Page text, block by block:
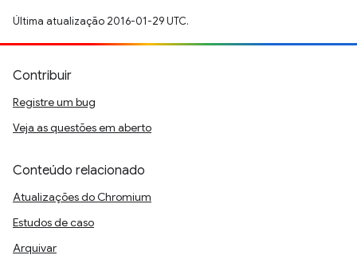
Última atualização 2016-01-29 UTC.
Contribuir
Registre um bug
Veja as questões em aberto
Conteúdo relacionado
Atualizações do Chromium
Estudos de caso
Arquivar